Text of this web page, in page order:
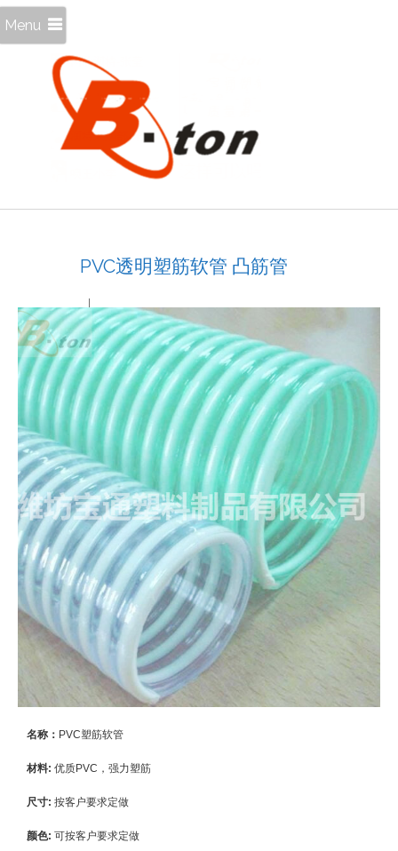
Menu
PVC透明塑筋软管 凸筋管
名称： PVC塑筋软管
材料: 优质PVC，强力塑筋
尺寸: 按客户要求定做
颜色: 可按客户要求定做